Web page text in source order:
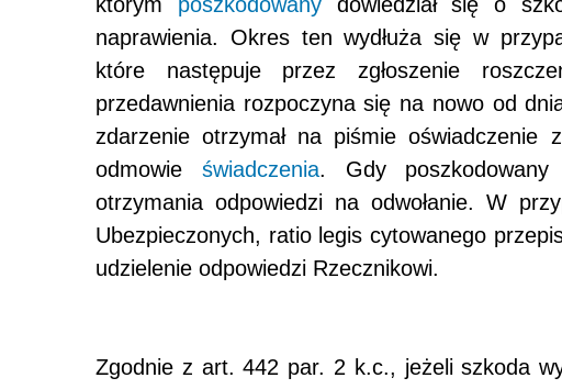
naprawienia. Okres ten wydłuża się w
które następuje przez zgłoszenie
przedawnienia rozpoczyna się na nowo od
zdarzenie otrzymał na piśmie oświadczenie
odmowie świadczenia. Gdy poszkodowany
otrzymania odpowiedzi na odwołanie. W
Ubezpieczonych, ratio legis cytowanego
udzielenie odpowiedzi Rzecznikowi.
Zgodnie z art. 442 par. 2 k.c., jeżeli szkoda